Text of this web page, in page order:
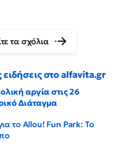
τα σχόλια
ειδήσεις στο alfavita.gr
αργία στις 26
Διάταγμα
το Allou! Fun Park: Το